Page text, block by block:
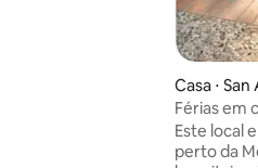
Casa ⋅
Férias em
center,
Este local
perto da